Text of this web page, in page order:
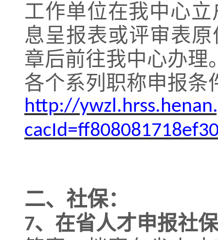
工作单位在我中心
息呈报表或评审表
章后前往我中心办理
各个系列职称申报条
http://
二、社保：
7、在省人才申报社保